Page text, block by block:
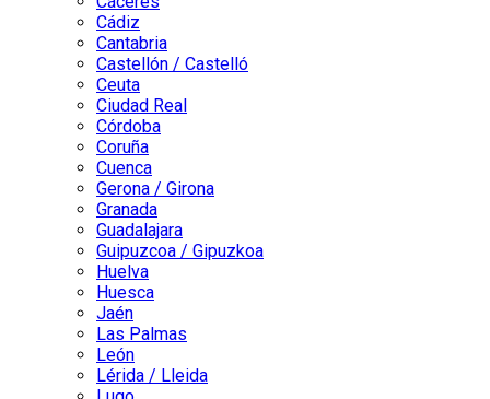
Cádiz
Cantabria
Castellón / Castelló
Ceuta
Ciudad Real
Córdoba
Coruña
Cuenca
Gerona / Girona
Granada
Guadalajara
Guipuzcoa / Gipuzkoa
Huelva
Huesca
Jaén
Las Palmas
León
Lérida / Lleida